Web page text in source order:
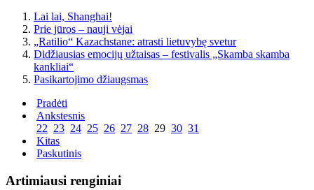
Lai lai, Shanghai!
Prie jūros – nauji vėjai
„Ratilio“ Kazachstane: atrasti lietuvybę svetur
Didžiausias emocijų užtaisas – festivalis „Skamba skamba
kankliai“
Pasikartojimo džiaugsmas
Pradėti
Ankstesnis
22 23 24 25 26 27 28 29 30 31
Kitas
Paskutinis
Artimiausi renginiai